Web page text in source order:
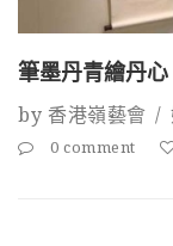
筆墨丹青繪丹
by 香港嶺藝會
0 comment